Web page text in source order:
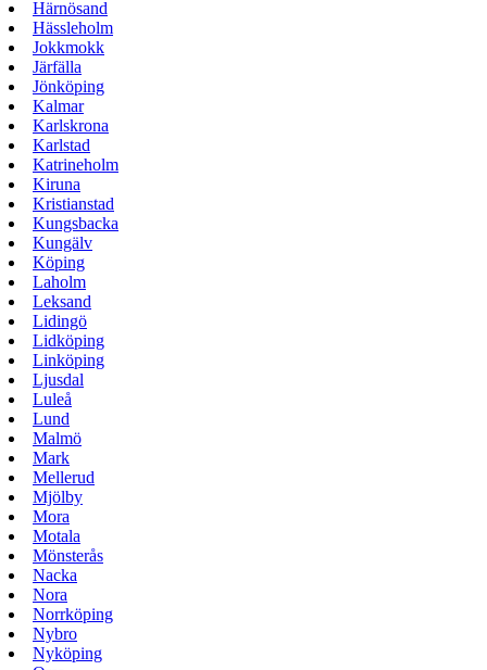
Härnösand
Hässleholm
Jokkmokk
Järfälla
Jönköping
Kalmar
Karlskrona
Karlstad
Katrineholm
Kiruna
Kristianstad
Kungsbacka
Kungälv
Köping
Laholm
Leksand
Lidingö
Lidköping
Linköping
Ljusdal
Luleå
Lund
Malmö
Mark
Mellerud
Mjölby
Mora
Motala
Mönsterås
Nacka
Nora
Norrköping
Nybro
Nyköping